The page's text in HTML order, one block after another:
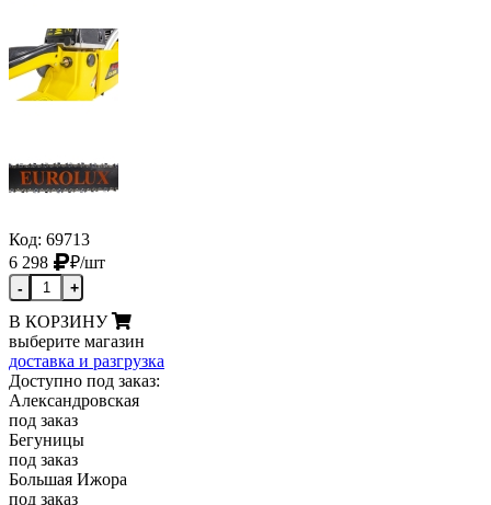
Код: 69713
6 298
₽/шт
- +
В КОРЗИНУ
выберите магазин
доставка и разгрузка
Доступно под заказ:
Александровская
под заказ
Бегуницы
под заказ
Большая Ижора
под заказ